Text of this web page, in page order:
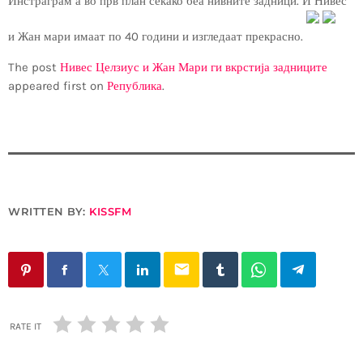
и Жан мари имаат по 40 години и изгледаат прекрасно.
The post Нивес Целзиус и Жан Мари ги вкрстија задниците
appeared first on Република.
WRITTEN BY: KISSFM
email
RATE IT